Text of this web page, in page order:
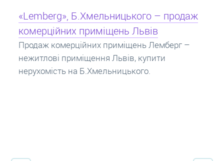
Кредит під заставу нерухомості: іпотека
Іпотека на квартиру – кредит на житло під
заставу нерухомості. Купити в іпотеку – що
потрібно знати? Консультація від Експертів
про іпотечні кредити.